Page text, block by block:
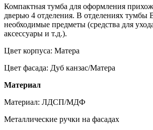
Компактная тумба для оформления
дверью 4 отделения. В отделениях тумбы
необходимые предметы (средства для
аксессуары и т.д.).
Цвет корпуса: Матера
Цвет фасада: Дуб канзас/Матера
Материал
Материал: ЛДСП/МДФ
Металлические ручки на фасадах